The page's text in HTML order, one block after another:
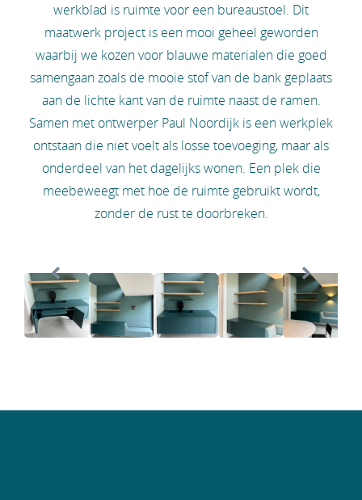
werkblad is ruimte voor een bureaustoel. Dit
maatwerk project is een mooi geheel geworden
waarbij we kozen voor blauwe materialen die goed
samengaan zoals de mooie stof van de bank geplaats
aan de lichte kant van de ruimte naast de ramen.
Samen met ontwerper Paul Noordijk is een werkplek
ontstaan die niet voelt als losse toevoeging, maar als
onderdeel van het dagelijks wonen. Een plek die
meebeweegt met hoe de ruimte gebruikt wordt,
zonder de rust te doorbreken.